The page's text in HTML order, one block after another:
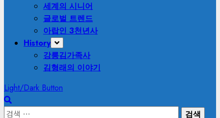
세계의 시니어
글로벌 트렌드
아랍인 3천년사
History
강릉김가족사
김형래의 이야기
Light/Dark Button
검